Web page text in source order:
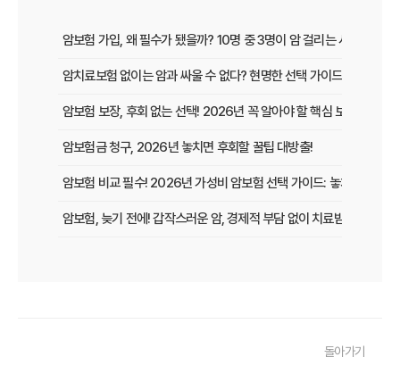
암보험 가입, 왜 필수가 됐을까? 10명 중 3명이 암 걸리는 시대, 현명
암치료보험 없이는 암과 싸울 수 없다? 현명한 선택 가이드
암보험 보장, 후회 없는 선택! 2026년 꼭 알아야 할 핵심 보장 가이드
암보험금 청구, 2026년 놓치면 후회할 꿀팁 대방출!
암보험 비교 필수! 2026년 가성비 암보험 선택 가이드: 놓치면 손해
암보험, 늦기 전에! 갑작스러운 암, 경제적 부담 없이 치료받는 방법
50대 암보험, 지금 가입하면 딱! 후회없는 선택, 핵심 비교분석
돌아가기